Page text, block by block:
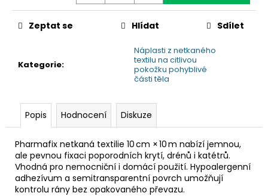
Kategorie:
Náplasti z netkaného
textilu na citlivou
pokožku pohyblivé
části těla
Zeptat se Hlídat Sdílet
Popis Hodnocení Diskuze
Pharmafix netkaná textilie 10 cm × 10 m nabízí jemnou,
ale pevnou fixaci poporodních krytí, drénů i katétrů.
Vhodná pro nemocniční i domácí použití. Hypoalergenní
adhezívum a semitransparentní povrch umožňují
kontrolu rány bez opakovaného převazu.
j
e